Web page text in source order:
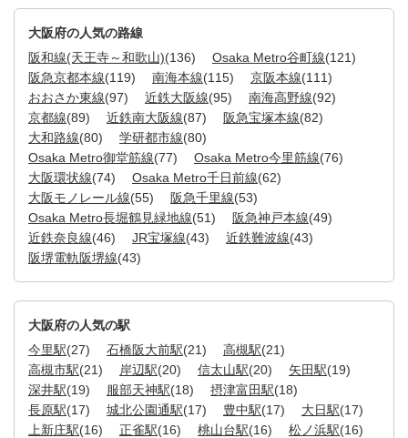
大阪府の人気の路線
阪和線(天王寺～和歌山)(136) Osaka Metro谷町線(121)
阪急京都本線(119) 南海本線(115) 京阪本線(111)
おおさか東線(97) 近鉄大阪線(95) 南海高野線(92)
京都線(89) 近鉄南大阪線(87) 阪急宝塚本線(82)
大和路線(80) 学研都市線(80)
Osaka Metro御堂筋線(77) Osaka Metro今里筋線(76)
大阪環状線(74) Osaka Metro千日前線(62)
大阪モノレール線(55) 阪急千里線(53)
Osaka Metro長堀鶴見緑地線(51) 阪急神戸本線(49)
近鉄奈良線(46) JR宝塚線(43) 近鉄難波線(43)
阪堺電軌阪堺線(43)
大阪府の人気の駅
今里駅(27) 石橋阪大前駅(21) 高槻駅(21)
高槻市駅(21) 岸辺駅(20) 信太山駅(20) 矢田駅(19)
深井駅(19) 服部天神駅(18) 摂津富田駅(18)
長原駅(17) 城北公園通駅(17) 豊中駅(17) 大日駅(17)
上新庄駅(16) 正雀駅(16) 桃山台駅(16) 松ノ浜駅(16)